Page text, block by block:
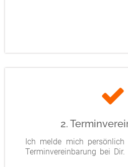
2.
Ich melde mich persönlich
Terminvereinbarung bei Dir.